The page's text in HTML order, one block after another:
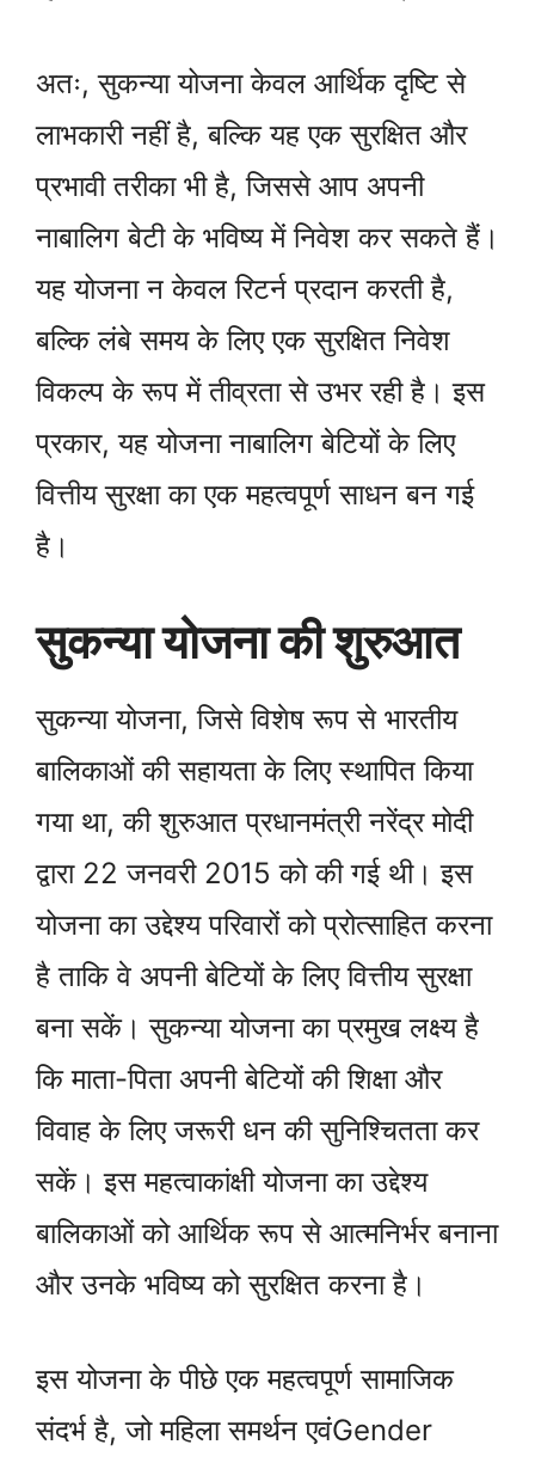
अतः, सुकन्या योजना केवल आर्थिक दृष्टि से
लाभकारी नहीं है, बल्कि यह एक सुरक्षित और
प्रभावी तरीका भी है, जिससे आप अपनी
नाबालिग बेटी के भविष्य में निवेश कर सकते हैं।
यह योजना न केवल रिटर्न प्रदान करती है,
बल्कि लंबे समय के लिए एक सुरक्षित निवेश
विकल्प के रूप में तीव्रता से उभर रही है। इस
प्रकार, यह योजना नाबालिग बेटियों के लिए
वित्तीय सुरक्षा का एक महत्वपूर्ण साधन बन गई
है।
सुकन्या योजना की शुरुआत
सुकन्या योजना, जिसे विशेष रूप से भारतीय
बालिकाओं की सहायता के लिए स्थापित किया
गया था, की शुरुआत प्रधानमंत्री नरेंद्र मोदी
द्वारा 22 जनवरी 2015 को की गई थी। इस
योजना का उद्देश्य परिवारों को प्रोत्साहित करना
है ताकि वे अपनी बेटियों के लिए वित्तीय सुरक्षा
बना सकें। सुकन्या योजना का प्रमुख लक्ष्य है
कि माता-पिता अपनी बेटियों की शिक्षा और
विवाह के लिए जरूरी धन की सुनिश्चितता कर
सकें। इस महत्वाकांक्षी योजना का उद्देश्य
बालिकाओं को आर्थिक रूप से आत्मनिर्भर बनाना
और उनके भविष्य को सुरक्षित करना है।
इस योजना के पीछे एक महत्वपूर्ण सामाजिक
संदर्भ है, जो महिला समर्थन एवंGender